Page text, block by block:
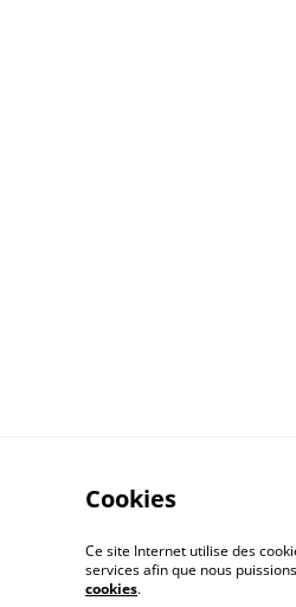
Cookies
Ce site Internet utilise des
services afin que nous
cookies.